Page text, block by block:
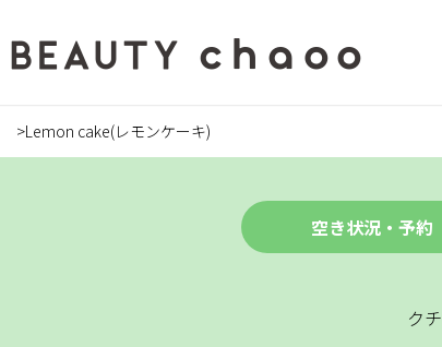
Lemon cake(レモンケーキ)
空き状況・予約
ク